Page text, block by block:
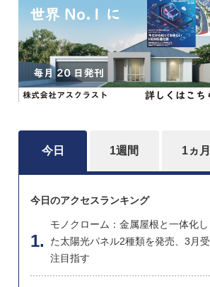
今日 1週間 1ヵ月
今日のアクセスランキング
モノクローム：金属屋根と一体化し
た太陽光パネル2種類を発売、3月受
注目指す